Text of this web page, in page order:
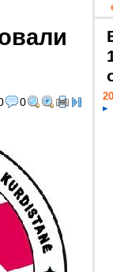
0